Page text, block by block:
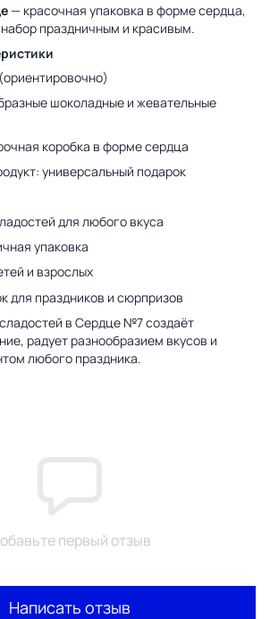
— красочная упаковка в форме сердца,
праздничным и красивым.
шоколадные и жевательные
коробка в форме сердца
универсальный подарок
для любого вкуса
упаковка
и взрослых
для праздников и сюрпризов
в Сердце №7 создаёт
радует разнообразием вкусов и
любого праздника.
первый отзыв
Написать отзыв